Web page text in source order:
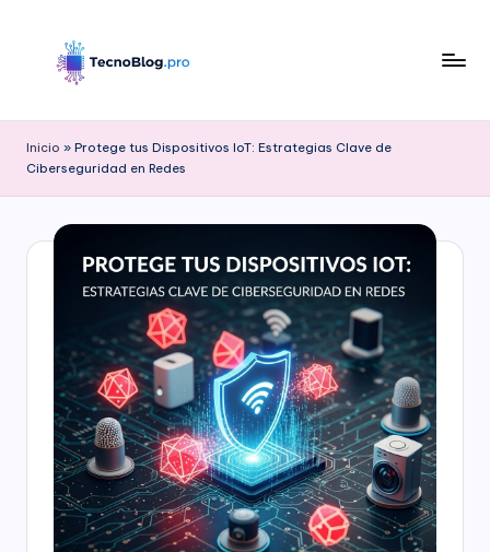
l
o
o
Inicio » Protege tus Dispositivos IoT: Estrategias Clave de
Ciberseguridad en Redes